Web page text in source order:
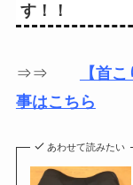
す！！
⇒⇒
【首
事はこちら
あわせて読みたい